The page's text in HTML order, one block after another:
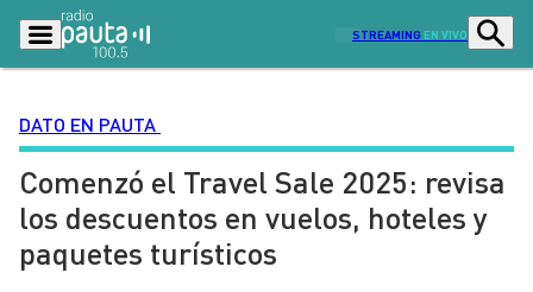
STREAMING EN VIVO
Podcasts Programas
Lo Último Actualidad
Ciudad
DATO EN PAUTA
Comenzó el Travel Sale 2025: revisa
los descuentos en vuelos, hoteles y
paquetes turísticos